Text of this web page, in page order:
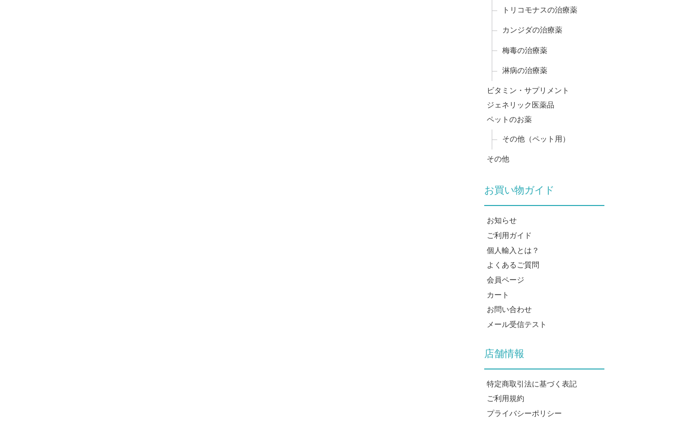
トリコモナスの治療薬
カンジダの治療薬
梅毒の治療薬
淋病の治療薬
ビタミン・サプリメント
ジェネリック医薬品
ペットのお薬
その他（ペット用）
その他
お買い物ガイド
お知らせ
ご利用ガイド
個人輸入とは？
よくあるご質問
会員ページ
カート
お問い合わせ
メール受信テスト
店舗情報
特定商取引法に基づく表記
ご利用規約
プライバシーポリシー